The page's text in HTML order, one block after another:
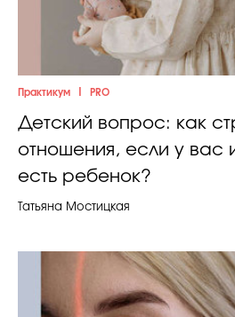
Практикум PRO
Детский вопрос: как
отношения, если у вас
есть ребенок?
Татьяна Мостицкая